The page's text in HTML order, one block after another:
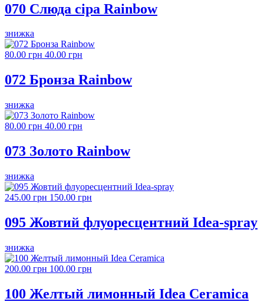
070 Слюда сіра Rainbow
знижка
80.00 грн 40.00 грн
072 Бронза Rainbow
знижка
80.00 грн 40.00 грн
073 Золото Rainbow
знижка
245.00 грн 150.00 грн
095 Жовтий флуоресцентний Idea-spray
знижка
200.00 грн 100.00 грн
100 Желтый лимонный Idea Ceramica